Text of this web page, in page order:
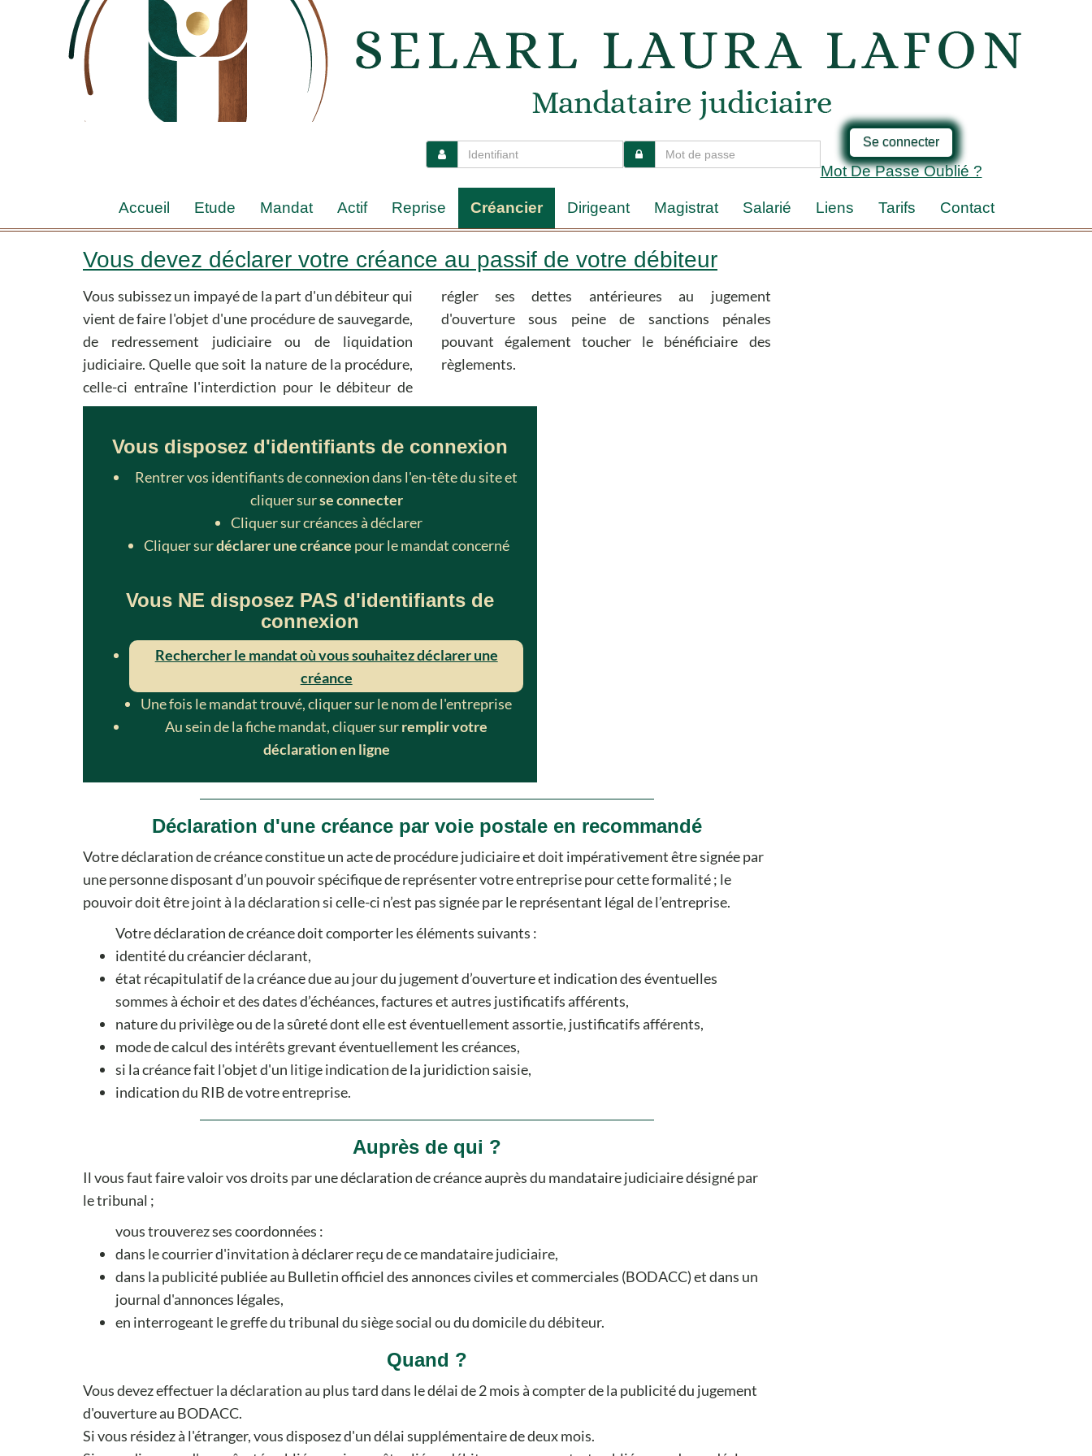
Se connecter
Mot De Passe Oublié ?
Accueil Etude Mandat Actif Reprise Créancier Dirigeant Magistrat Salarié Liens Tarifs Contact
Vous devez déclarer votre créance au passif de votre débiteur
Vous subissez un impayé de la part d'un débiteur qui
vient de faire l'objet d'une procédure de sauvegarde,
de redressement judiciaire ou de liquidation
judiciaire. Quelle que soit la nature de la procédure,
celle-ci entraîne l'interdiction pour le débiteur de
régler ses dettes antérieures au jugement
d'ouverture sous peine de sanctions pénales
pouvant également toucher le bénéficiaire des
règlements.
Vous disposez d'identifiants de connexion
Rentrer vos identifiants de connexion dans l'en-tête du site et
cliquer surse connecter
Cliquer sur créances à déclarer
Cliquer surdéclarer une créance pour le mandat concerné
Vous NE disposez PAS d'identifiants de
connexion
Rechercher le mandat où vous souhaitez déclarer une
créance
Une fois le mandat trouvé, cliquer sur le nom de l'entreprise
Au sein de la fiche mandat, cliquer surremplir votre
déclaration en ligne
Déclaration d'une créance par voie postale en recommandé
Votre déclaration de créance constitue un acte de procédure judiciaire et doit impérativement être signée par
une personne disposant d’un pouvoir spécifique de représenter votre entreprise pour cette formalité ; le
pouvoir doit être joint à la déclaration si celle-ci n’est pas signée par le représentant légal de l’entreprise.
Votre déclaration de créance doit comporter les éléments suivants :
identité du créancier déclarant,
état récapitulatif de la créance due au jour du jugement d’ouverture et indication des éventuelles
sommes à échoir et des dates d’échéances, factures et autres justificatifs afférents,
nature du privilège ou de la sûreté dont elle est éventuellement assortie, justificatifs afférents,
mode de calcul des intérêts grevant éventuellement les créances,
si la créance fait l'objet d'un litige indication de la juridiction saisie,
indication du RIB de votre entreprise.
Auprès de qui ?
Il vous faut faire valoir vos droits par une déclaration de créance auprès du mandataire judiciaire désigné par
le tribunal ;
vous trouverez ses coordonnées :
dans le courrier d'invitation à déclarer reçu de ce mandataire judiciaire,
dans la publicité publiée au Bulletin officiel des annonces civiles et commerciales (BODACC) et dans un
journal d'annonces légales,
en interrogeant le greffe du tribunal du siège social ou du domicile du débiteur.
Quand ?
Vous devez effectuer la déclaration au plus tard dans le délai de 2 mois à compter de la publicité du jugement
d'ouverture au BODACC.
Si vous résidez à l'étranger, vous disposez d'un délai supplémentaire de deux mois.